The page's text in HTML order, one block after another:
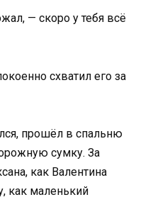
— скоро у тебя всё
схватил его за
прошёл в спальню
сумку. За
как Валентина
как маленький